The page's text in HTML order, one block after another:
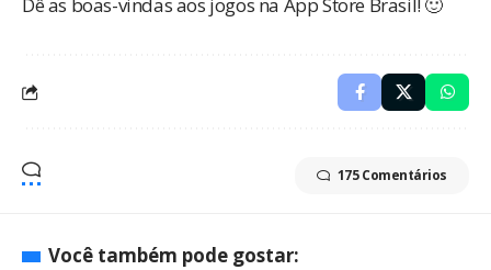
Dê as boas-vindas aos jogos na App Store Brasil! 🙂
175 Comentários
Você também pode gostar: